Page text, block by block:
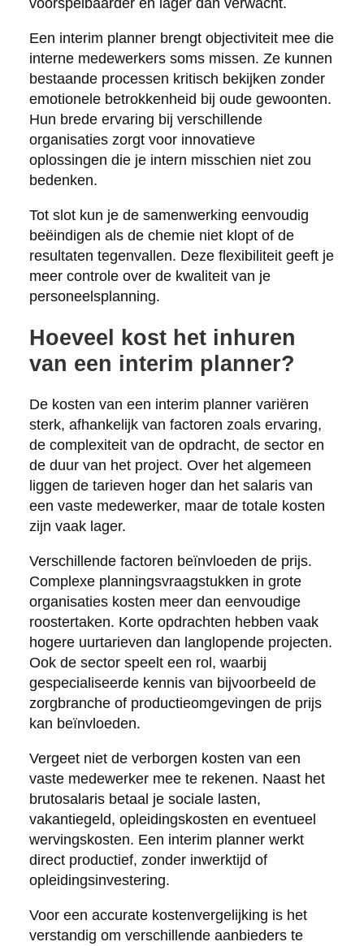
Een interim planner brengt objectiviteit mee die
interne medewerkers soms missen. Ze kunnen
bestaande processen kritisch bekijken zonder
emotionele betrokkenheid bij oude gewoonten.
Hun brede ervaring bij verschillende
organisaties zorgt voor innovatieve
oplossingen die je intern misschien niet zou
bedenken.
Tot slot kun je de samenwerking eenvoudig
beëindigen als de chemie niet klopt of de
resultaten tegenvallen. Deze flexibiliteit geeft je
meer controle over de kwaliteit van je
personeelsplanning.
Hoeveel kost het inhuren
van een interim planner?
De kosten van een interim planner variëren
sterk, afhankelijk van factoren zoals ervaring,
de complexiteit van de opdracht, de sector en
de duur van het project. Over het algemeen
liggen de tarieven hoger dan het salaris van
een vaste medewerker, maar de totale kosten
zijn vaak lager.
Verschillende factoren beïnvloeden de prijs.
Complexe planningsvraagstukken in grote
organisaties kosten meer dan eenvoudige
roostertaken. Korte opdrachten hebben vaak
hogere uurtarieven dan langlopende projecten.
Ook de sector speelt een rol, waarbij
gespecialiseerde kennis van bijvoorbeeld de
zorgbranche of productieomgevingen de prijs
kan beïnvloeden.
Vergeet niet de verborgen kosten van een
vaste medewerker mee te rekenen. Naast het
brutosalaris betaal je sociale lasten,
vakantiegeld, opleidingskosten en eventueel
wervingskosten. Een interim planner werkt
direct productief, zonder inwerktijd of
opleidingsinvestering.
Voor een accurate kostenvergelijking is het
verstandig om verschillende aanbieders te